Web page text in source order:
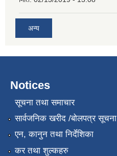
अन्य
Notices
सूचना तथा समाचार
सार्वजनिक खरीद /बोलपत्र सूचना
एन, कानुन तथा निर्देशिका
कर तथा शुल्कहरु